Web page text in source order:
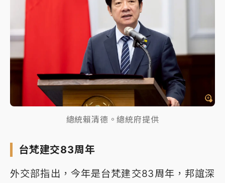
總統賴清德。總統府提供
台梵建交83周年
外交部指出，今年是台梵建交83周年，邦誼深